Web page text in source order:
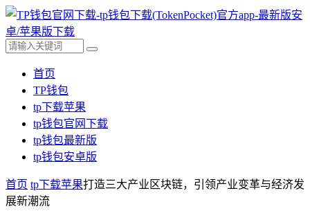
首页
TP钱包
tp下载苹果
tp钱包官网下载
tp钱包最新版
tp钱包安卓版
首页 tp下载苹果打造三大产业区块链，引领产业变革与经济发
展新潮流